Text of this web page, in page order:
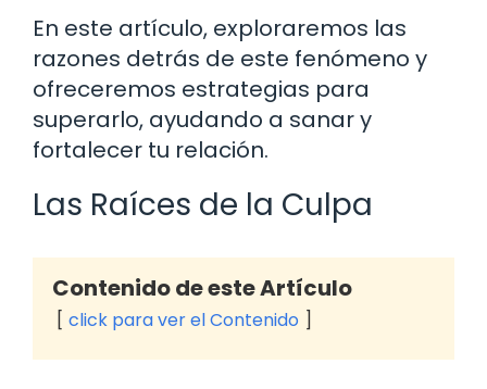
En este artículo, exploraremos las
razones detrás de este fenómeno y
ofreceremos estrategias para
superarlo, ayudando a sanar y
fortalecer tu relación.
Las Raíces de la Culpa
Contenido de este Artículo
click para ver el Contenido